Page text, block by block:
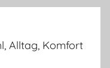
Alltag, Komfort